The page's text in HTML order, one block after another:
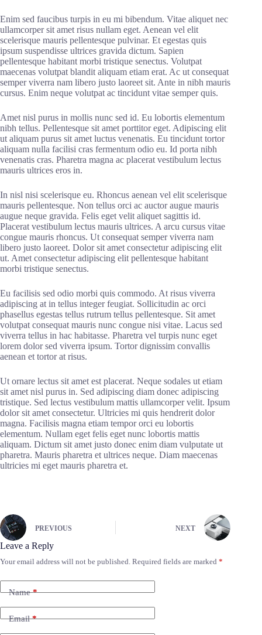
Enim sed faucibus turpis in eu mi bibendum. Vitae aliquet nec
ullamcorper sit amet risus nullam eget. Aenean vel elit
scelerisque mauris pellentesque pulvinar. Et egestas quis
ipsum suspendisse ultrices gravida dictum. Sapien
pellentesque habitant morbi tristique senectus. Volutpat
maecenas volutpat blandit aliquam etiam erat. Ac ut consequat
semper viverra nam libero justo laoreet sit. Ante in nibh mauris
cursus. Enim neque volutpat ac tincidunt vitae semper quis.
Amet nisl purus in mollis nunc sed id. Eu lobortis elementum
nibh tellus. Pellentesque sit amet porttitor eget. Adipiscing elit
ut aliquam purus sit amet luctus venenatis. Eu tincidunt tortor
aliquam nulla facilisi cras fermentum odio eu. Id porta nibh
venenatis cras. Pharetra magna ac placerat vestibulum lectus
mauris ultrices eros in.
In nisl nisi scelerisque eu. Rhoncus aenean vel elit scelerisque
mauris pellentesque. Non tellus orci ac auctor augue mauris
augue neque gravida. Felis eget velit aliquet sagittis id.
Placerat vestibulum lectus mauris ultrices. A arcu cursus vitae
congue mauris rhoncus. Ut consequat semper viverra nam
libero justo laoreet. Dolor sit amet consectetur adipiscing elit
ut. Amet consectetur adipiscing elit pellentesque habitant
morbi tristique senectus.
Eu facilisis sed odio morbi quis commodo. At risus viverra
adipiscing at in tellus integer feugiat. Sollicitudin ac orci
phasellus egestas tellus rutrum tellus pellentesque. Sit amet
volutpat consequat mauris nunc congue nisi vitae. Lacus sed
viverra tellus in hac habitasse. Pharetra vel turpis nunc eget
lorem dolor sed viverra ipsum. Tortor dignissim convallis
aenean et tortor at risus.
Ut ornare lectus sit amet est placerat. Neque sodales ut etiam
sit amet nisl purus in. Sed adipiscing diam donec adipiscing
tristique. Sed lectus vestibulum mattis ullamcorper velit. Ipsum
dolor sit amet consectetur. Ultricies mi quis hendrerit dolor
magna. Facilisis magna etiam tempor orci eu lobortis
elementum. Nullam eget felis eget nunc lobortis mattis
aliquam. Dictum sit amet justo donec enim diam vulputate ut
pharetra. Mauris pharetra et ultrices neque. Diam maecenas
ultricies mi eget mauris pharetra et.
PREVIOUS NEXT
Leave a Reply
Your email address will not be published. Required fields are marked *
Name*
Email*